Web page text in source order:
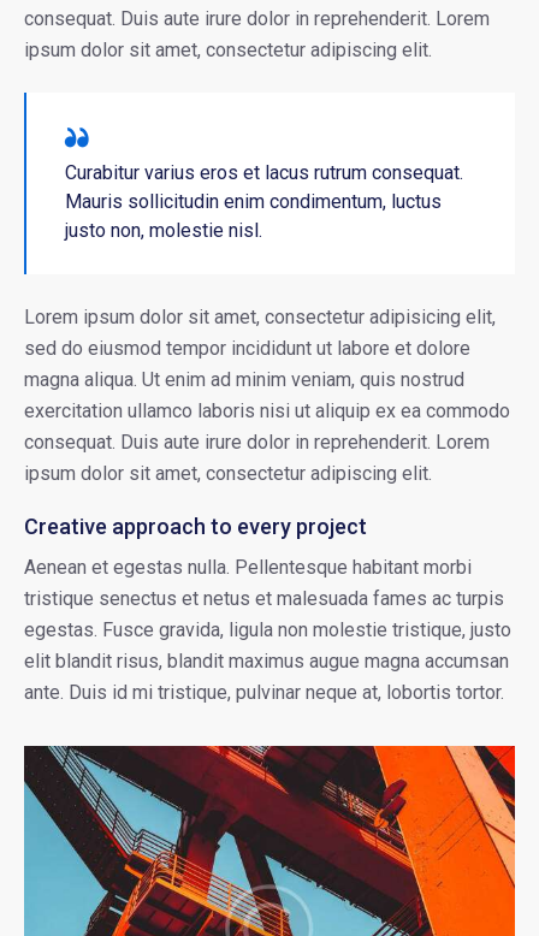
consequat. Duis aute irure dolor in reprehenderit. Lorem
ipsum dolor sit amet, consectetur adipiscing elit.
Curabitur varius eros et lacus rutrum consequat.
Mauris sollicitudin enim condimentum, luctus
justo non, molestie nisl.
Lorem ipsum dolor sit amet, consectetur adipisicing elit,
sed do eiusmod tempor incididunt ut labore et dolore
magna aliqua. Ut enim ad minim veniam, quis nostrud
exercitation ullamco laboris nisi ut aliquip ex ea commodo
consequat. Duis aute irure dolor in reprehenderit. Lorem
ipsum dolor sit amet, consectetur adipiscing elit.
Creative approach to every project
Aenean et egestas nulla. Pellentesque habitant morbi
tristique senectus et netus et malesuada fames ac turpis
egestas. Fusce gravida, ligula non molestie tristique, justo
elit blandit risus, blandit maximus augue magna accumsan
ante. Duis id mi tristique, pulvinar neque at, lobortis tortor.